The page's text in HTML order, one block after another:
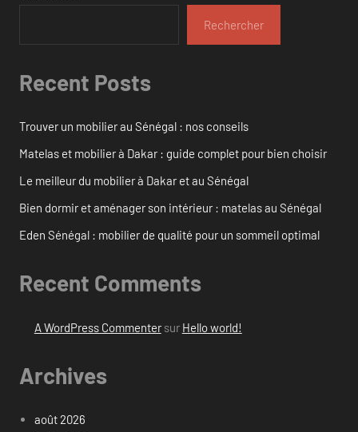
Rechercher
Recent Posts
Trouver un mobilier au Sénégal : nos conseils
Matelas et mobilier à Dakar : guide complet pour bien choisir
Le meilleur du mobilier à Dakar et au Sénégal
Bien dormir et aménager son intérieur : matelas au Sénégal
Eden Sénégal : mobilier de qualité pour un sommeil optimal
Recent Comments
A WordPress Commentersur Hello world!
Archives
août 2026